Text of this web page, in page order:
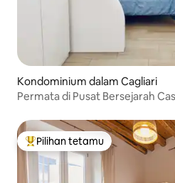
Kondominium dalam Cagliari
Permata di Pusat Bersejarah
Pilihan utama tetamu
Pilihan tetamu